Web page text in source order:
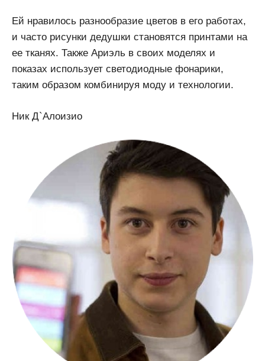
Ей нравилось разнообразие цветов в его работах,
и часто рисунки дедушки становятся принтами на
ее тканях. Также Ариэль в своих моделях и
показах использует светодиодные фонарики,
таким образом комбинируя моду и технологии.
Ник Д`Алоизио